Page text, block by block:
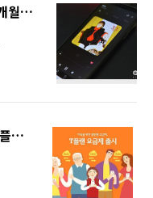
나만 바라보는 음악 서비스 FLO. 3개월 무제한 듣기/다운로드 바로 이용해봐!
2018 SK텔레콤의 큰 변화 2가지. T플랜 그리고 0브랜드의 등장